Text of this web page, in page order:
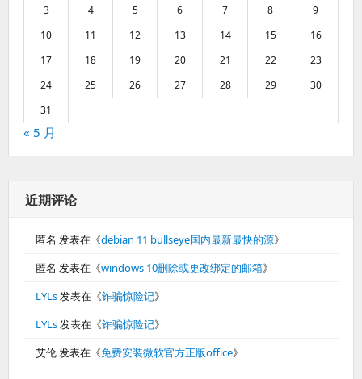
3
4 5 6 7 8
9
10
11 12 13 14 15
16
17
18 19 20 21 22
23
24
25 26 27 28 29
30
31
« 5 月
近期评论
匿名 发表在《debian 11 bullseye国内最新最快的源》
匿名 发表在《windows 10删除或更改绑定的邮箱》
LYLs发表在《诈骗惊险记》
LYLs发表在《诈骗惊险记》
艾伦发表在《免费安装微软官方正版office》